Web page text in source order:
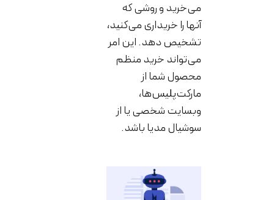
می‌خرید و روشی که
آنها را خریداری می‌کنید،
تشخیص دهد. این امر
می‌تواند خرید منظم
محصول شما از
مارکت‌پلیس‌ها،
وبسایت شخصی یا از
سوشیال مدیا باشد.